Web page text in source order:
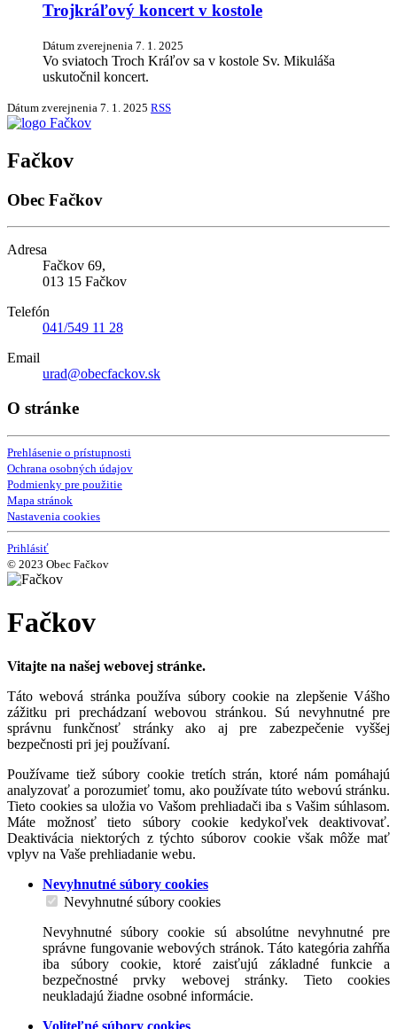
Trojkráľový koncert v kostole
Dátum zverejnenia 7. 1. 2025
Vo sviatoch Troch Kráľov sa v kostole Sv. Mikuláša
uskutočnil koncert.
Dátum zverejnenia 7. 1. 2025 RSS
Fačkov
Obec Fačkov
Adresa
Fačkov 69,
013 15 Fačkov
Telefón
041/549 11 28
Email
urad@obecfackov.sk
O stránke
Prehlásenie o prístupnosti
Ochrana osobných údajov
Podmienky pre použitie
Mapa stránok
Nastavenia cookies
Prihlásiť
© 2023 Obec Fačkov
Fačkov
Vitajte na našej webovej stránke.
Táto webová stránka používa súbory cookie na zlepšenie Vášho
zážitku pri prechádzaní webovou stránkou. Sú nevyhnutné pre
správnu funkčnosť stránky ako aj pre zabezpečenie vyššej
bezpečnosti pri jej používaní.
Používame tiež súbory cookie tretích strán, ktoré nám pomáhajú
analyzovať a porozumieť tomu, ako používate túto webovú stránku.
Tieto cookies sa uložia vo Vašom prehliadači iba s Vašim súhlasom.
Máte možnosť tieto súbory cookie kedykoľvek deaktivovať.
Deaktivácia niektorých z týchto súborov cookie však môže mať
vplyv na Vaše prehliadanie webu.
Nevyhnutné súbory cookies
Nevyhnutné súbory cookies
Nevyhnutné súbory cookie sú absolútne nevyhnutné pre
správne fungovanie webových stránok. Táto kategória zahŕňa
iba súbory cookie, ktoré zaisťujú základné funkcie a
bezpečnostné prvky webovej stránky. Tieto cookies
neukladajú žiadne osobné informácie.
Voliteľné súbory cookies